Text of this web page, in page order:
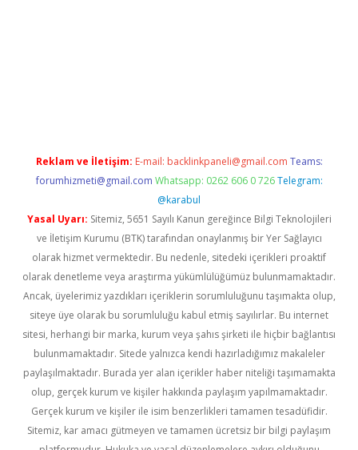
Reklam ve İletişim: E-mail: backlinkpaneli@gmail.com Teams:
forumhizmeti@gmail.com Whatsapp: 0262 606 0 726 Telegram:
@karabul
Yasal Uyarı: Sitemiz, 5651 Sayılı Kanun gereğince Bilgi Teknolojileri
ve İletişim Kurumu (BTK) tarafından onaylanmış bir Yer Sağlayıcı
olarak hizmet vermektedir. Bu nedenle, sitedeki içerikleri proaktif
olarak denetleme veya araştırma yükümlülüğümüz bulunmamaktadır.
Ancak, üyelerimiz yazdıkları içeriklerin sorumluluğunu taşımakta olup,
siteye üye olarak bu sorumluluğu kabul etmiş sayılırlar. Bu internet
sitesi, herhangi bir marka, kurum veya şahıs şirketi ile hiçbir bağlantısı
bulunmamaktadır. Sitede yalnızca kendi hazırladığımız makaleler
paylaşılmaktadır. Burada yer alan içerikler haber niteliği taşımamakta
olup, gerçek kurum ve kişiler hakkında paylaşım yapılmamaktadır.
Gerçek kurum ve kişiler ile isim benzerlikleri tamamen tesadüfidir.
Sitemiz, kar amacı gütmeyen ve tamamen ücretsiz bir bilgi paylaşım